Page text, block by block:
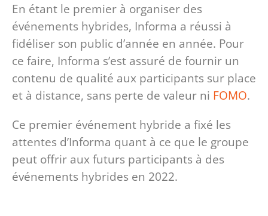
En étant le premier à organiser des
événements hybrides, Informa a réussi à
fidéliser son public d’année en année. Pour
ce faire, Informa s’est assuré de fournir un
contenu de qualité aux participants sur place
et à distance, sans perte de valeur ni FOMO.
Ce premier événement hybride a fixé les
attentes d’Informa quant à ce que le groupe
peut offrir aux futurs participants à des
événements hybrides en 2022.